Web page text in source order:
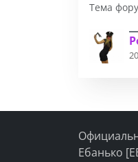
Тема
Ебанько